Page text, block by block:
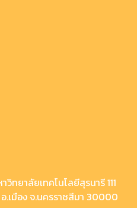
ทยาลัยเทคโนโลยีสุรนารี 111
.เมือง จ.นครราชสีมา 30000